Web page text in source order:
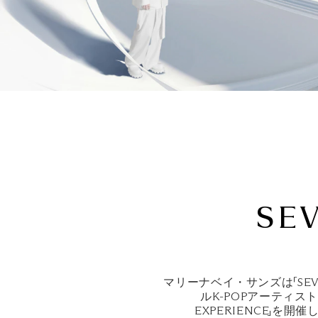
マリーナベイ・サンズは「
ルK‑POPアーティス
EXPERIENCE」を開